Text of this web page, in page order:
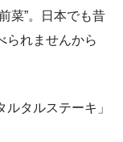
菜”。日本でも昔
られませんから
ルタルステーキ」